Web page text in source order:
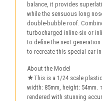
balance, it provides
while the sensuous long
double-bubble roof.
turbocharged inline-six or
to define the next
to recreate this special car
About the Model
★This is a 1/24 scale plastic
width: 85mm, height:
rendered with stunning